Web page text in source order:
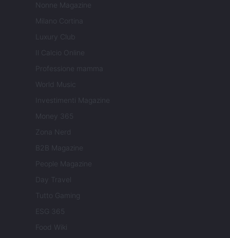
Nonne Magazine
Milano Cortina
Luxury Club
Il Calcio Online
Professione mamma
World Music
Investimenti Magazine
Money 365
Zona Nerd
B2B Magazine
People Magazine
Day Travel
Tutto Gaming
ESG 365
Food Wiki